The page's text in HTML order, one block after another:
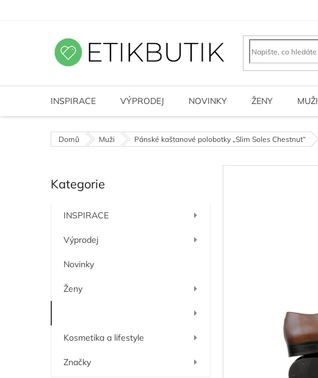
INSPIRACE VÝPRODEJ NOVINKY ŽENY MUŽI
Domů Muži Pánské kaštanové polobotky „Slim Soles Chestnut“
o
a
Přeskočit
kategorie
Kategorie
INSPIRACE
Výprodej
Novinky
Ženy
Kosmetika a lifestyle
Značky